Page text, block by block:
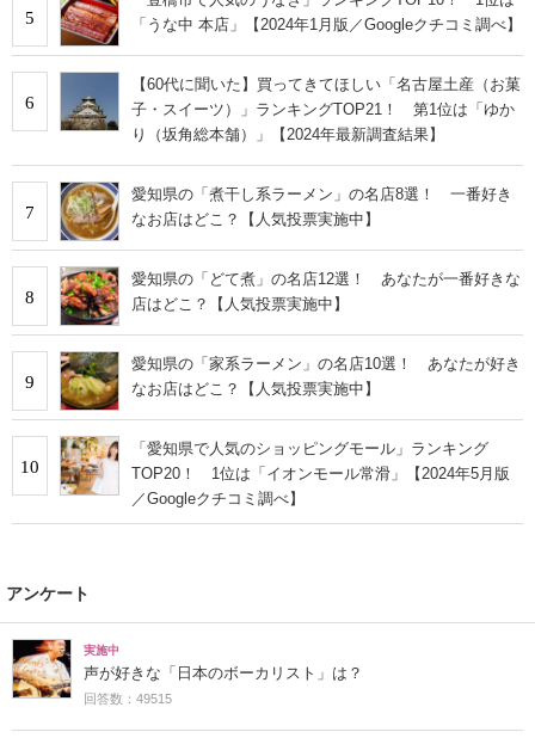
5
「うな中 本店」【2024年1月版／Googleクチコミ調べ】
6
【60代に聞いた】買ってきてほしい「名古屋土産（お菓
子・スイーツ）」ランキングTOP21！ 第1位は「ゆか
り（坂角総本舗）」【2024年最新調査結果】
7
愛知県の「煮干し系ラーメン」の名店8選！ 一番好き
なお店はどこ？【人気投票実施中】
8
愛知県の「どて煮」の名店12選！ あなたが一番好きな
店はどこ？【人気投票実施中】
9
愛知県の「家系ラーメン」の名店10選！ あなたが好き
なお店はどこ？【人気投票実施中】
10
「愛知県で人気のショッピングモール」ランキング
TOP20！ 1位は「イオンモール常滑」【2024年5月版
／Googleクチコミ調べ】
アンケート
実施中
声が好きな「日本のボーカリスト」は？
回答数：49515